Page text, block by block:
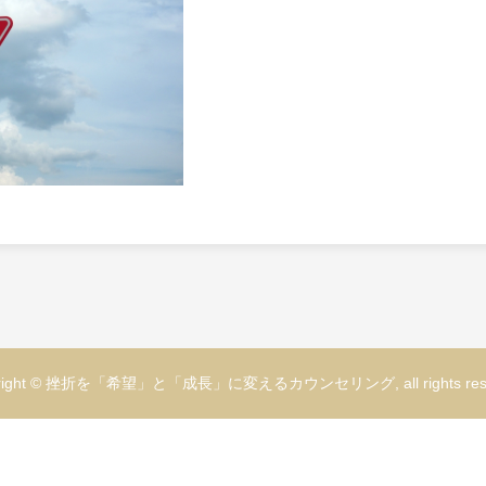
© 挫折を「希望」と「成長」に変えるカウンセリング, all rights